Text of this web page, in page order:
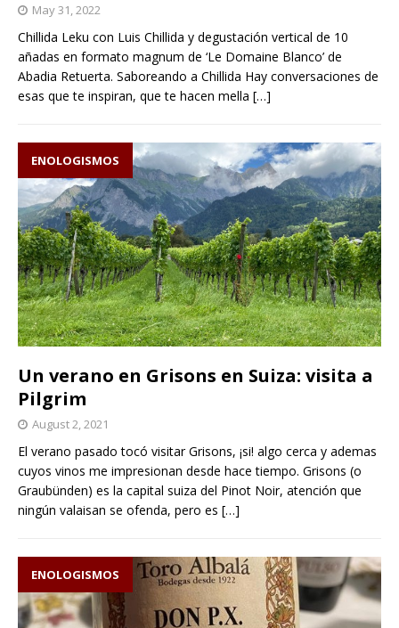
May 31, 2022
Chillida Leku con Luis Chillida y degustación vertical de 10
añadas en formato magnum de ‘Le Domaine Blanco’ de
Abadia Retuerta. Saboreando a Chillida Hay conversaciones de
esas que te inspiran, que te hacen mella […]
ENOLOGISMOS
Un verano en Grisons en Suiza: visita a
Pilgrim
August 2, 2021
El verano pasado tocó visitar Grisons, ¡si! algo cerca y ademas
cuyos vinos me impresionan desde hace tiempo. Grisons (o
Graubünden) es la capital suiza del Pinot Noir, atención que
ningún valaisan se ofenda, pero es […]
ENOLOGISMOS